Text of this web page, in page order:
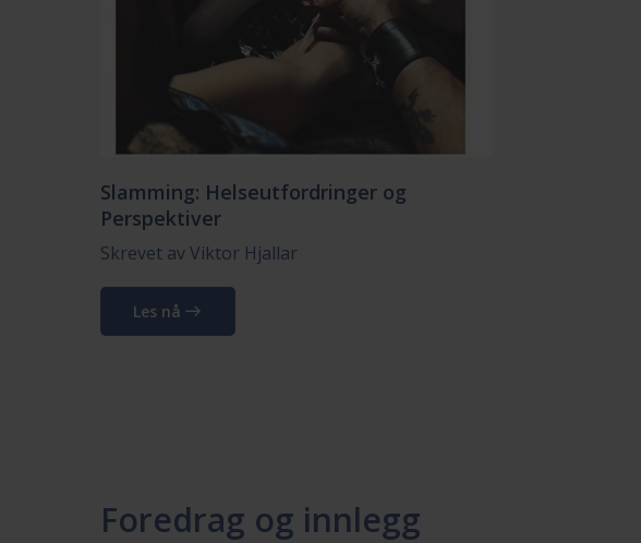
Slamming: Helseutfordringer og
Perspektiver
Skrevet av Viktor Hjallar
Les nå
Foredrag og innlegg